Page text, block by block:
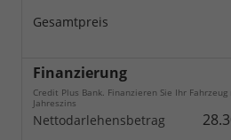
Gesamtpreis
Finanzierung
Credit Plus Bank. Finanzieren Sie Ihr
Jahreszins
Nettodarlehensbetrag